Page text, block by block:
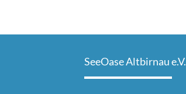
SeeOase Altbirnau e.V.